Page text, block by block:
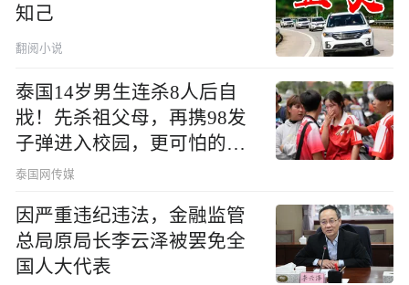
知己
翻阅小说
泰国14岁男生连杀8人后自
戕！先杀祖父母，再携98发
子弹进入校园，更可怕的细
节公布了
泰国网传媒
因严重违纪违法，金融监管
总局原局长李云泽被罢免全
国人大代表